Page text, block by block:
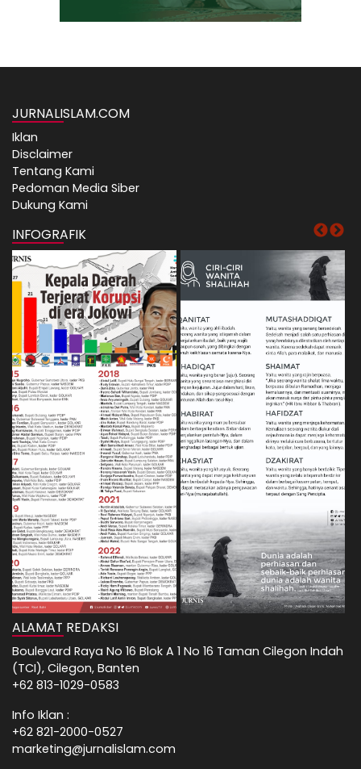
JURNALISLAM.COM
Iklan
Disclaimer
Tentang Kami
Pedoman Media Siber
Dukung Kami
INFOGRAFIK
ALAMAT REDAKSI
Boulevard Raya No 16 Blok A 1 No 16 Taman Cilegon Indah
(TCI), Cilegon, Banten
+62 813-1029-0583
Info Iklan :
+62 821-2000-0527
marketing@jurnalislam.com